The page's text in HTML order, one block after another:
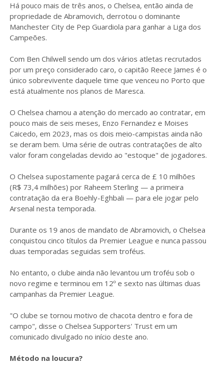
Há pouco mais de três anos, o Chelsea, então ainda de
propriedade de Abramovich, derrotou o dominante
Manchester City de Pep Guardiola para ganhar a Liga dos
Campeões.
Com Ben Chilwell sendo um dos vários atletas recrutados
por um preço considerado caro, o capitão Reece James é o
único sobrevivente daquele time que venceu no Porto que
está atualmente nos planos de Maresca.
O Chelsea chamou a atenção do mercado ao contratar, em
pouco mais de seis meses, Enzo Fernandez e Moises
Caicedo, em 2023, mas os dois meio-campistas ainda não
se deram bem. Uma série de outras contratações de alto
valor foram congeladas devido ao "estoque" de jogadores.
O Chelsea supostamente pagará cerca de £ 10 milhões
(R$ 73,4 milhões) por Raheem Sterling — a primeira
contratação da era Boehly-Eghbali — para ele jogar pelo
Arsenal nesta temporada.
Durante os 19 anos de mandato de Abramovich, o Chelsea
conquistou cinco títulos da Premier League e nunca passou
duas temporadas seguidas sem troféus.
No entanto, o clube ainda não levantou um troféu sob o
novo regime e terminou em 12º e sexto nas últimas duas
campanhas da Premier League.
"O clube se tornou motivo de chacota dentro e fora de
campo", disse o Chelsea Supporters' Trust em um
comunicado divulgado no início deste ano.
Método na loucura?